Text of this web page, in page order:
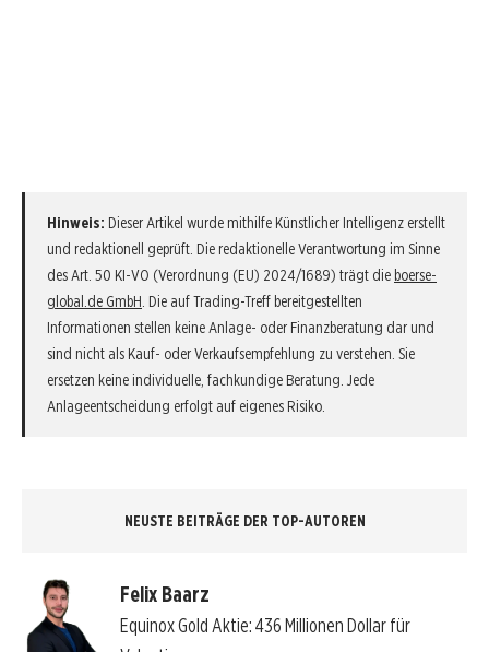
Hinweis: Dieser Artikel wurde mithilfe Künstlicher Intelligenz erstellt
und redaktionell geprüft. Die redaktionelle Verantwortung im Sinne
des Art. 50 KI-VO (Verordnung (EU) 2024/1689) trägt die boerse-
global.de GmbH . Die auf Trading-Treff bereitgestellten
Informationen stellen keine Anlage- oder Finanzberatung dar und
sind nicht als Kauf- oder Verkaufsempfehlung zu verstehen. Sie
ersetzen keine individuelle, fachkundige Beratung. Jede
Anlageentscheidung erfolgt auf eigenes Risiko.
NEUSTE BEITRÄGE DER TOP-AUTOREN
Felix Baarz
Equinox Gold Aktie: 436 Millionen Dollar für